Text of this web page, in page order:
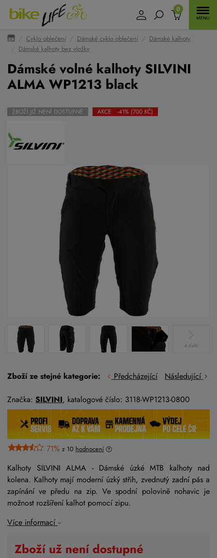
0
Cyklo oblečení Dámské cyklo oblečení
Dámské kalhoty
Dámské kalhoty bez vložky
Dámské volné kalhoty SILVINI
ALMA WP1213 black
ZBOŽÍ JIŽ NENÍ DOSTUPNÉ AKCE -41% (700 KČ)
4 další
Zboží ze stejné kategorie: Předcházející Následující
Značka: SILVINI, katalogové číslo: 3118-WP1213-0800
71% z 10 hodnocení
Kalhoty SILVINI ALMA - Dámské úzké MTB kalhoty nad
kolena. Kalhoty mají moderní úzký střih, zvednutý zadní pás a
zapínání ve předu na zip. Ve spodní polovině nohavic je
možnost rozšíření kalhot pomocí zipu.
Více informací
Zboží už není dostupné